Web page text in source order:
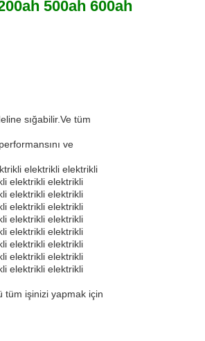
500ah 600ah
sığabilir.Ve tüm
ve
elektrikli elektrikli
elektrikli elektrikli
elektrikli elektrikli
elektrikli elektrikli
elektrikli elektrikli
elektrikli elektrikli
elektrikli elektrikli
elektrikli elektrikli
elektrikli elektrikli
tüm işinizi yapmak için